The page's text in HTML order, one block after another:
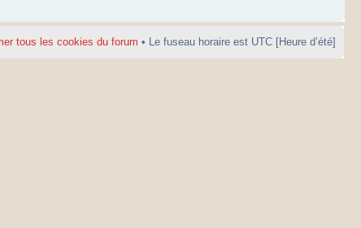
tous les cookies du forum • Le fuseau horaire est UTC [Heure d’été]